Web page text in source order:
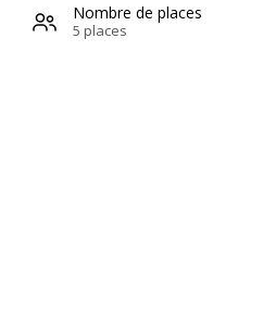
Nombre de places
5 places